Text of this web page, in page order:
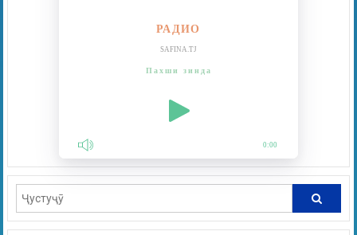
РАДИО
SAFINA.TJ
Пахши зинда
0:00